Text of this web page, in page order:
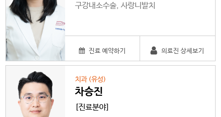
구강내소수술, 사랑니발치
진료 예약하기 의료진 상세보기
치과 (유성)
차승진
[진료분야]